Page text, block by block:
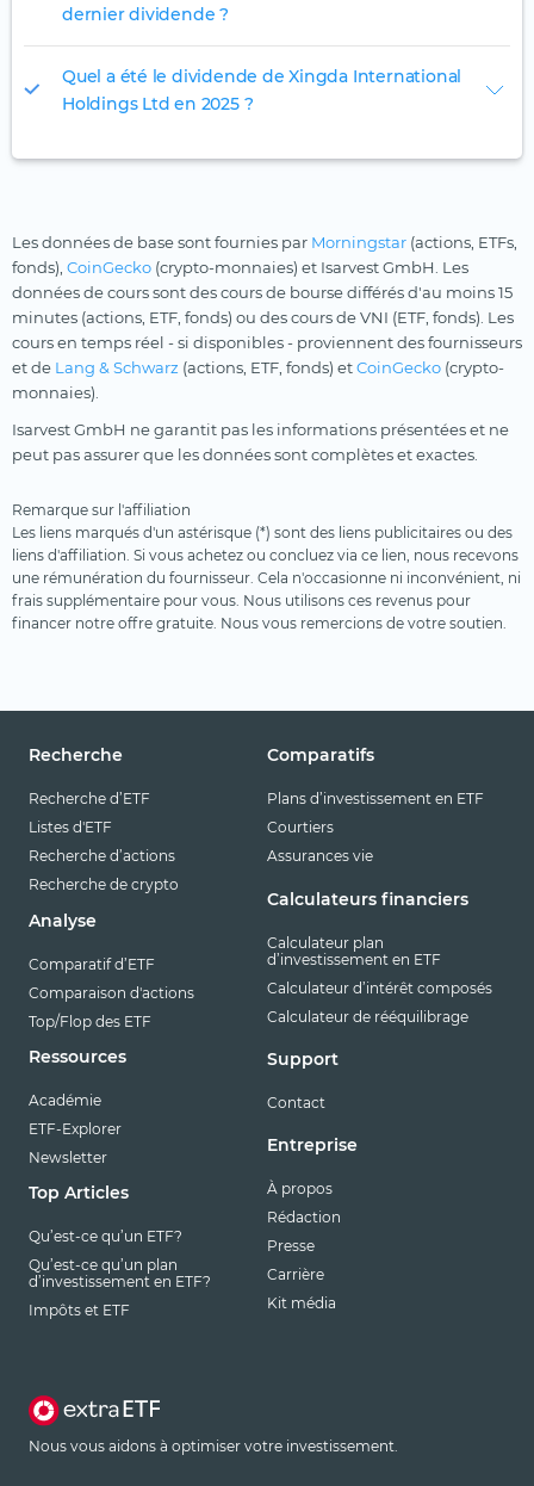
dernier dividende ?
Quel a été le dividende de Xingda International
Holdings Ltd en 2025 ?
Les données de base sont fournies par Morningstar (actions, ETFs,
fonds), CoinGecko (crypto-monnaies) et Isarvest GmbH. Les
données de cours sont des cours de bourse différés d'au moins 15
minutes (actions, ETF, fonds) ou des cours de VNI (ETF, fonds). Les
cours en temps réel - si disponibles - proviennent des fournisseurs
et de Lang & Schwarz (actions, ETF, fonds) etCoinGecko (crypto-
monnaies).
Isarvest GmbH ne garantit pas les informations présentées et ne
peut pas assurer que les données sont complètes et exactes.
Remarque sur l'affiliation
Les liens marqués d'un astérisque (*) sont des liens publicitaires ou des
liens d'affiliation. Si vous achetez ou concluez via ce lien, nous recevons
une rémunération du fournisseur. Cela n'occasionne ni inconvénient, ni
frais supplémentaire pour vous. Nous utilisons ces revenus pour
financer notre offre gratuite. Nous vous remercions de votre soutien.
Recherche
Recherche d’ETF
Listes d'ETF
Recherche d’actions
Recherche de crypto
Analyse
Comparatif d’ETF
Comparaison d'actions
Top/Flop des ETF
Ressources
Académie
ETF-Explorer
Newsletter
Top Articles
Qu’est-ce qu’un ETF?
Qu’est-ce qu’un plan
d’investissement en ETF?
Impôts et ETF
Comparatifs
Plans d’investissement en ETF
Courtiers
Assurances vie
Calculateurs financiers
Calculateur plan
d’investissement en ETF
Calculateur d’intérêt composés
Calculateur de rééquilibrage
Support
Contact
Entreprise
À propos
Rédaction
Presse
Carrière
Kit média
Nous vous aidons à optimiser votre investissement.